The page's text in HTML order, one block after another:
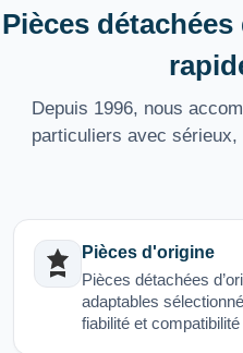
Pièces
Depuis 1996, nous
particuliers avec
Pièces d'origine
Pièces détachées
adaptables
fiabilité et compatibilité